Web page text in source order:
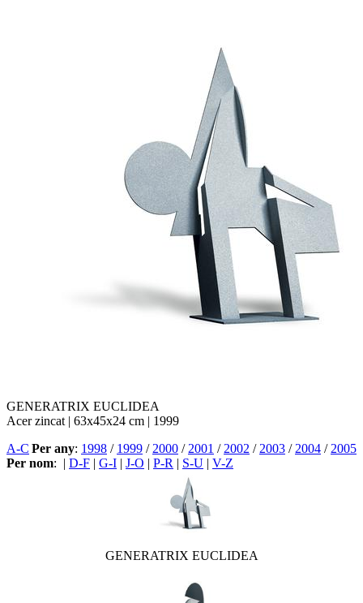
GENERATRIX EUCLIDEA
Acer zincat | 63x45x24 cm | 1999
Per any: 1998 / 1999 / 2000 / 2001 / 2002 / 2003 / 2004 / 2005
Per nom:
A-C
| D-F | G-I | J-O | P-R | S-U | V-Z
GENERATRIX EUCLIDEA